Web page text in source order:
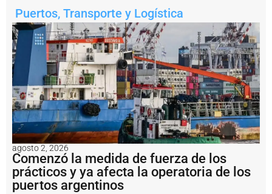
m
u
lt
a
d
S
D
1
.
2
m
il
l
o
n
Puertos, Transporte y Logística
agosto 2, 2026
Comenzó la medida de fuerza de los
prácticos y ya afecta la operatoria de los
puertos argentinos